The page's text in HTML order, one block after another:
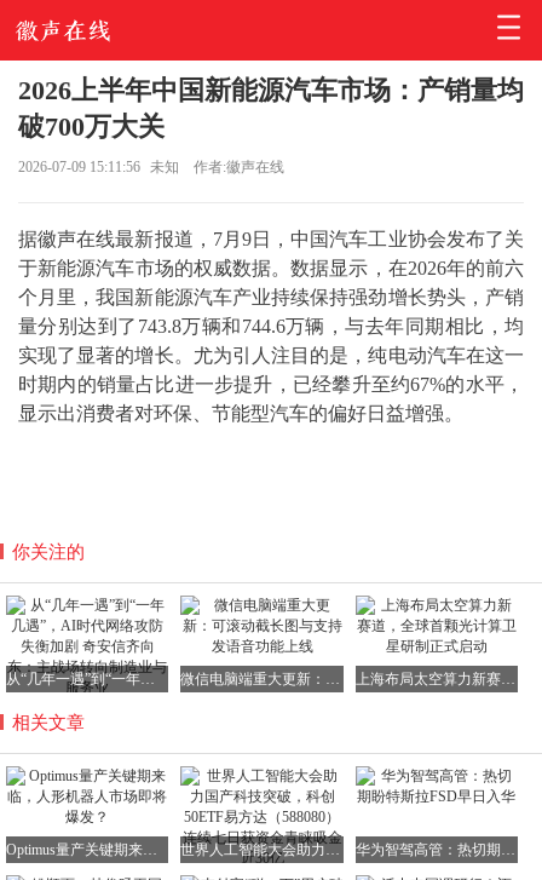
2026上半年中国新能源汽车市场：产销量均
破700万大关
2026-07-09 15:11:56 未知 作者:徽声在线
据徽声在线最新报道，7月9日，中国汽车工业协会发布了关
于新能源汽车市场的权威数据。数据显示，在2026年的前六
个月里，我国新能源汽车产业持续保持强劲增长势头，产销
量分别达到了743.8万辆和744.6万辆，与去年同期相比，均
实现了显著的增长。尤为引人注目的是，纯电动汽车在这一
时期内的销量占比进一步提升，已经攀升至约67%的水平，
显示出消费者对环保、节能型汽车的偏好日益增强。
你关注的
从“几年一遇”到“一年几遇”，AI时代网络攻防失衡加剧 奇安信齐向东：主战场转向制造业与服务业 上海布局太空算力新赛道，全球首颗光计算卫星研制正式启动
相关文章
世界人工智能大会助力国产科技突破，科创50ETF易方达（588080）连续七日获资金青睐吸金近30亿